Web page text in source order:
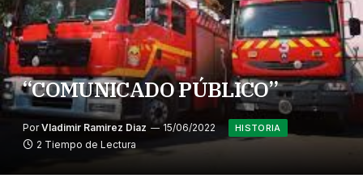
“COMUNICADO PÚBLICO”
Por Vladimir Ramirez Diaz 15/06/2022 HISTORIA
2 Tiempo de Lectura